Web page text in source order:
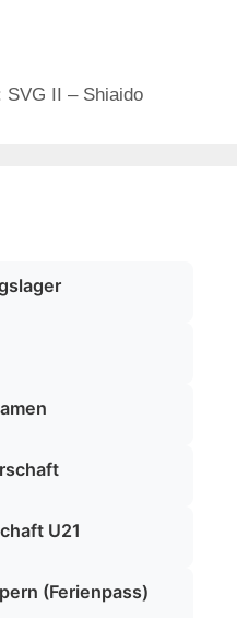
SVG II – Shiaido
U21
(Ferienpass)